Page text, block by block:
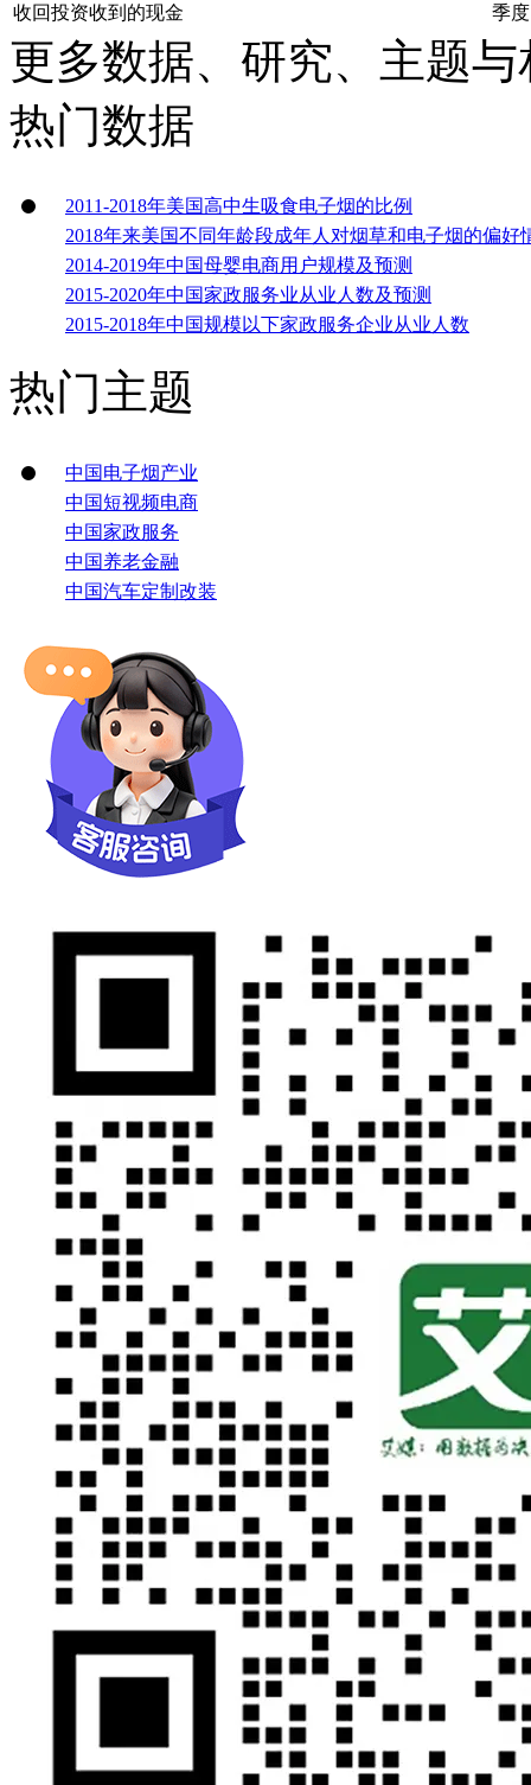
收回投资收到的现金
季度
更多数据、研究、主题
热门数据
2011-2018年美国高中生吸食电子烟的比例
2018年来美国不同年龄段成年人对烟草和电子烟的偏好
2014-2019年中国母婴电商用户规模及预测
2015-2020年中国家政服务业从业人数及预测
2015-2018年中国规模以下家政服务企业从业人数
热门主题
中国电子烟产业
中国短视频电商
中国家政服务
中国养老金融
中国汽车定制改装